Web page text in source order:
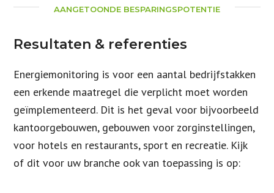
AANGETOONDE BESPARINGSPOTENTIE
Resultaten & referenties
Energiemonitoring is voor een aantal bedrijfstakken
een erkende maatregel die verplicht moet worden
geïmplementeerd. Dit is het geval voor bijvoorbeeld
kantoorgebouwen, gebouwen voor zorginstellingen,
voor hotels en restaurants, sport en recreatie. Kijk
of dit voor uw branche ook van toepassing is op: